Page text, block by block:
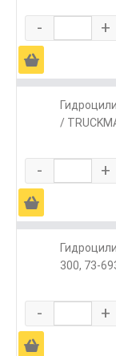
- +
Ä
/
- +
Ä
300, 73-
- +
Ä